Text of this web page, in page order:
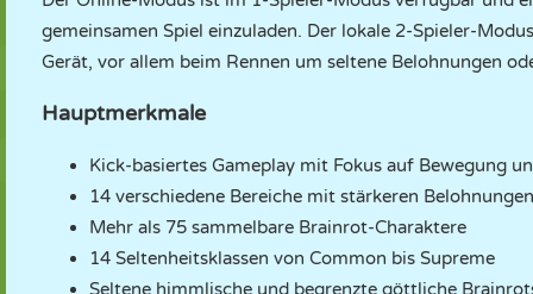
gemeinsamen Spiel einzuladen. Der lokale 2-Spieler-
Gerät, vor allem beim Rennen um seltene Belohnungen
Hauptmerkmale
Kick-basiertes Gameplay mit Fokus auf Bewegung
14 verschiedene Bereiche mit stärkeren
Mehr als 75 sammelbare Brainrot-Charaktere
14 Seltenheitsklassen von Common bis Supreme
Seltene himmlische und begrenzte göttliche